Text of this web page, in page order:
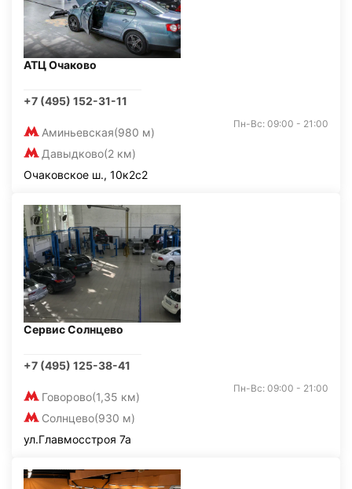
АТЦ Очаково
+7 (495) 152-31-11
Аминьевская(980 м)
Давыдково(2 км)
Пн-Вс: 09:00 - 21:00
Очаковское ш., 10к2с2
Сервис Солнцево
+7 (495) 125-38-41
Говорово(1,35 км)
Солнцево(930 м)
Пн-Вс: 09:00 - 21:00
ул.Главмосстроя 7а